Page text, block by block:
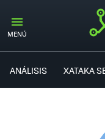
MENÚ
ANÁLISIS XATAKA